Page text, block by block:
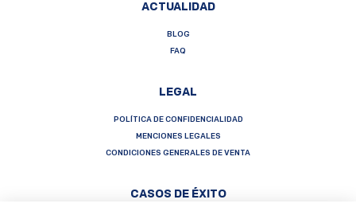
ACTUALIDAD
BLOG
FAQ
LEGAL
POLÍTICA DE CONFIDENCIALIDAD
MENCIONES LEGALES
CONDICIONES GENERALES DE VENTA
CASOS DE ÉXITO